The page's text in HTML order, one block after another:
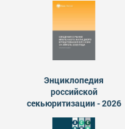
Энциклопедия
российской
секьюритизации - 2026